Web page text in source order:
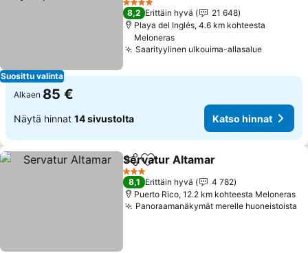
Suosittu valinta
Katso hinnat
4 Tähtiluokitus
8,2 Erittäin hyvä
21 648
Playa del Inglés, 4.6 km kohteesta
Meloneras
Saarityylinen ulkouima-allasalueKatso
Alkaen 85 €
Näytä hinnat 14 sivustolta Katso hinnat
Jaa Lisää suosikkeihin
Servatur Altamar
3 Tähtiluokitus
8,1 Erittäin hyvä
4 782
Puerto Rico, 12.2 km kohteesta Meloneras
Panoraamanäkymät merelle huoneistoista